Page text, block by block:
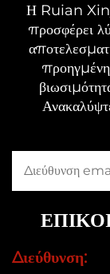
Η Ruian
προσφέρει
προηγμένη
Διεύθυνση: